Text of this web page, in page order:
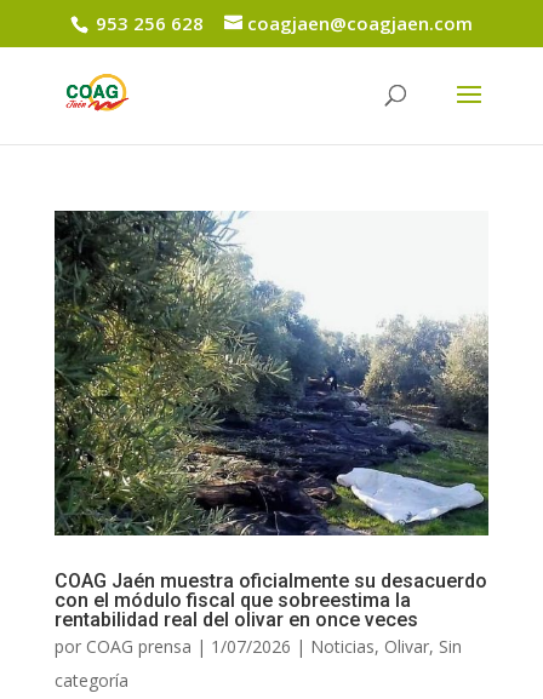
953 256 628 coagjaen@coagjaen.com
COAG Jaén muestra oficialmente su desacuerdo
con el módulo fiscal que sobreestima la
rentabilidad real del olivar en once veces
por COAG prensa | 1/07/2026 | Noticias, Olivar, Sin
categoría